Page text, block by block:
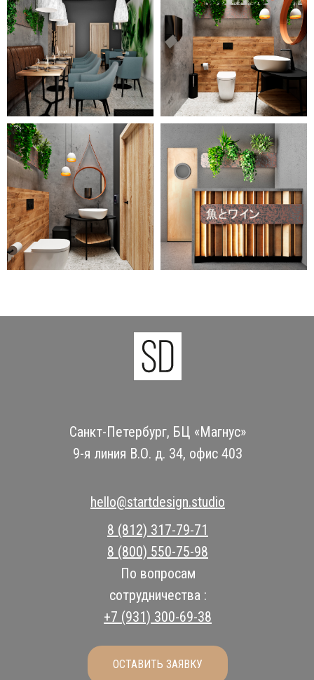
Оригинальный элемент – белые
потолочные светильники
необычной формы. Помимо
того, помещение насыщенно
наличием разнообразных
зеленых растений, яркий
оттенок которых гармонирует с
рисунком на крупном стенном
белом декоративном панно.
Санкт-Петербург, БЦ «Магнус»
9-я линия В.О. д. 34, офис 403
8 (812) 317-79-71
8 (800) 550-75-98
По вопросам
сотрудничества :
+7 (931) 300-69-38
hello@startdesign.studio
ОСТАВИТЬ ЗАЯВКУ